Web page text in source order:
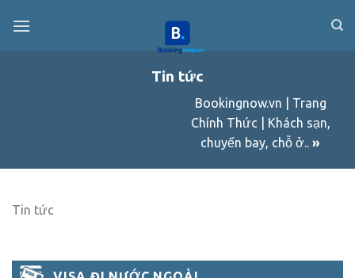
Tin tức
Bookingnow.vn | Trang
Chính Thức | Khách sạn,
chuyến bay, chỗ ở.. »
Tin tức